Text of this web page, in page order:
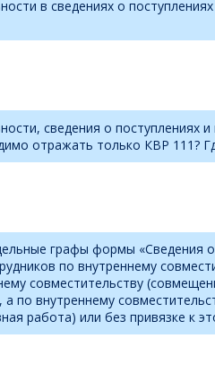
в сведениях о
сведения о
отражать только КВР 111?
графы формы «Сведения
по внутреннему
совместительству
а по внутреннему
работа) или без привязке к